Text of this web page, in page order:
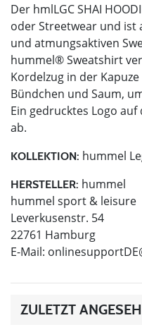
Der hmlLGC SHAI
oder Streetwear und ist
und atmungsaktiven
hummel® Sweatshirt
Kordelzug in der
Bündchen und Saum,
Ein gedrucktes Logo
ab.
KOLLEKTION: hummel
HERSTELLER: hummel
hummel sport & leisure
Leverkusenstr. 54
22761 Hamburg
E-Mail:
ZULETZT